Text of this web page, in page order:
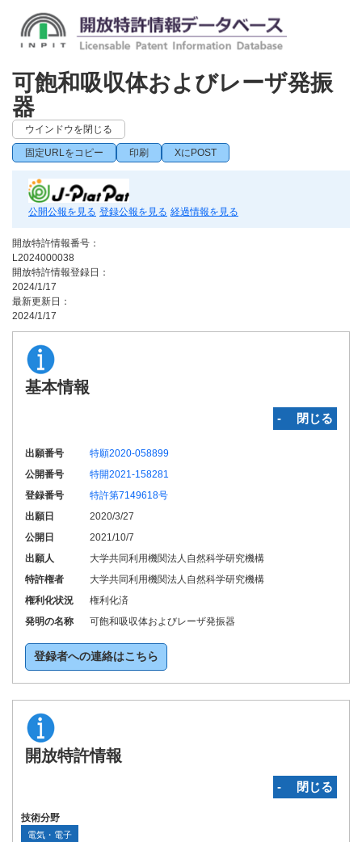
可飽和吸収体およびレーザ発振
器
ウインドウを閉じる
固定URLをコピー 印刷 XにPOST
公開公報を見る 登録公報を見る 経過情報を見る
開放特許情報番号：
L2024000038
開放特許情報登録日：
2024/1/17
最新更新日：
2024/1/17
基本情報
‐ 閉じる
出願番号
特願2020-058899
公開番号
特開2021-158281
登録番号
特許第7149618号
出願日
2020/3/27
公開日
2021/10/7
出願人
大学共同利用機関法人自然科学研究機構
特許権者
大学共同利用機関法人自然科学研究機構
権利化状況
権利化済
発明の名称
可飽和吸収体およびレーザ発振器
登録者への連絡はこちら
開放特許情報
‐ 閉じる
技術分野
電気・電子